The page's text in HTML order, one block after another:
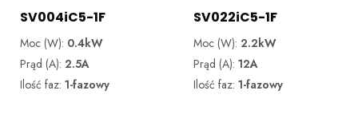
SV004iC5-1F
Moc (W): 0.4kW
Prąd (A): 2.5A
Ilość faz: 1-fazowy
SV022iC5-1F
Moc (W): 2.2kW
Prąd (A):12A
Ilość faz:1-fazowy